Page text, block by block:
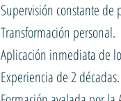
Supervisión constante de
Transformación personal.
Aplicación inmediata de
Experiencia de 2 décadas.